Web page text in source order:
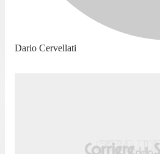
Dario Cervellati